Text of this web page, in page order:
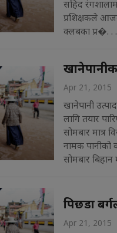
सहिद
प्रशिक्षकले
क्लबका प्र�. . .
Apr 21, 2015
खानेपानी
लागि तयार
सोमबार मात्र
नामक पानीको
सोमबार बिहान
पिछडा
Apr 21, 2015